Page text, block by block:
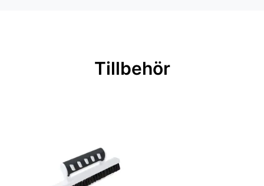
Rullängd: 10,05 m
väggen
Leverantörens artikelnummer:
Tillbehör